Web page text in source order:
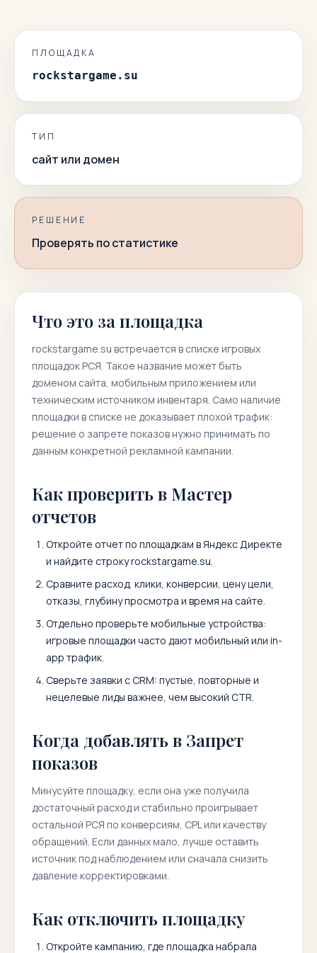
ПЛОЩАДКА
rockstargame.su
ТИП
сайт или домен
РЕШЕНИЕ
Проверять по статистике
Что это за площадка
rockstargame.su встречается в списке игровых
площадок РСЯ. Такое название может быть
доменом сайта, мобильным приложением или
техническим источником инвентаря. Само наличие
площадки в списке не доказывает плохой трафик:
решение о запрете показов нужно принимать по
данным конкретной рекламной кампании.
Как проверить в Мастер
отчетов
Откройте отчет по площадкам в Яндекс Директе
и найдите строкуrockstargame.su.
Сравните расход, клики, конверсии, цену цели,
отказы, глубину просмотра и время на сайте.
Отдельно проверьте мобильные устройства:
игровые площадки часто дают мобильный или in-
app трафик.
Сверьте заявки с CRM: пустые, повторные и
нецелевые лиды важнее, чем высокий CTR.
Когда добавлять в Запрет
показов
Минусуйте площадку, если она уже получила
достаточный расход и стабильно проигрывает
остальной РСЯ по конверсиям, CPL или качеству
обращений. Если данных мало, лучше оставить
источник под наблюдением или сначала снизить
давление корректировками.
Как отключить площадку
Откройте кампанию, где площадка набрала